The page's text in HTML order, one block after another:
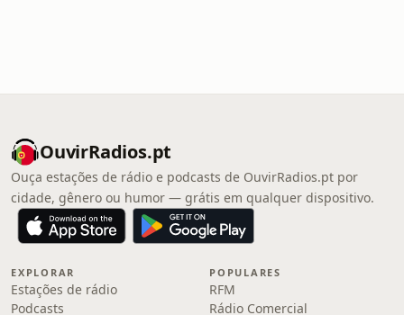
OuvirRadios.pt
Ouça estações de rádio e podcasts de OuvirRadios.pt por
cidade, gênero ou humor — grátis em qualquer dispositivo.
EXPLORAR
Estações de rádio
Podcasts
POPULARES
RFM
Rádio Comercial